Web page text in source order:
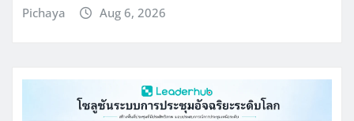
Pichaya Aug 6, 2026